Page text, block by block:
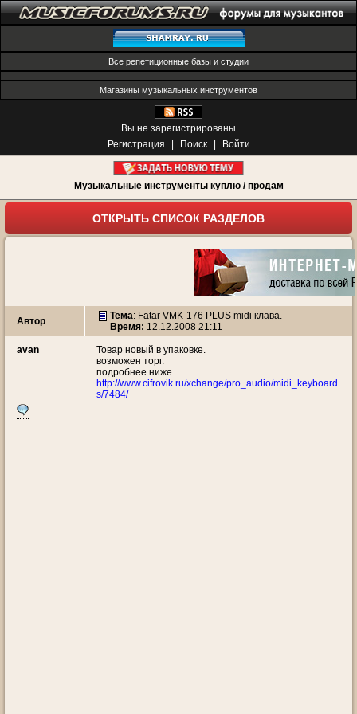
Все репетиционные базы и студии
Магазины музыкальных инструментов
Вы не зарегистрированы
Регистрация
Поиск Войти
Музыкальные инструменты куплю / продам
ОТКРЫТЬ СПИСОК РАЗДЕЛОВ
Автор Тема: Fatar VMK-176 PLUS midi клава.
Время: 12.12.2008 21:11
avan
Товар новый в упаковке.
возможен торг.
подробнее ниже.
http://www.cifrovik.ru/xchange/pro_audio/midi_keyboard
s/7484/